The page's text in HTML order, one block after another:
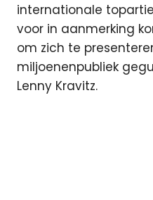
internationale
voor in aanmerking
om zich te
miljoenenpubliek
Lenny Kravitz.